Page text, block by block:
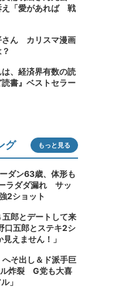
え「愛があれば 戦
さん カリスマ漫画
、経済界有数の読
書』ベストセラー
グ もっと見る
ダン63歳、体形も
ラダダ漏れ サッ
2ショット
郎とデートして来
口五郎とステキ2シ
えません！」
そ出し＆ド派手巨
ル炸裂 G党も大喜
」